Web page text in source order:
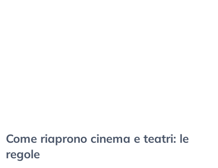
Come riaprono cinema e teatri: le
regole